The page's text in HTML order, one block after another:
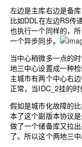
左边是主库右边是备
比如DDL在左边RS传
也执行一个同样的，
一个异步同步。
当中心稍微多一点的
地三中心设置成一种
主城市有两个中心右
正常，当IDC_2挂的时
假如是城市化故障的
本了这个副版本协议
做了一个储备库又拉
了。所以这个两地三